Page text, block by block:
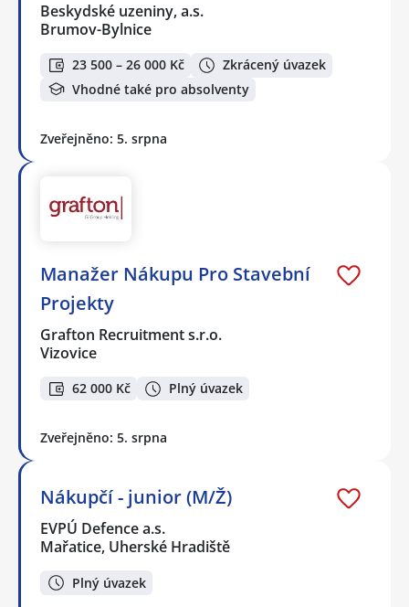
Beskydské uzeniny, a.s.
Brumov-Bylnice
23 500 – 26 000 Kč
Zkrácený úvazek
Vhodné také pro absolventy
Zveřejněno: 5. srpna
Manažer Nákupu Pro Stavební
Projekty
Grafton Recruitment s.r.o.
Vizovice
62 000 Kč Plný úvazek
Zveřejněno: 5. srpna
Nákupčí - junior (M/Ž)
EVPÚ Defence a.s.
Mařatice, Uherské Hradiště
Plný úvazek